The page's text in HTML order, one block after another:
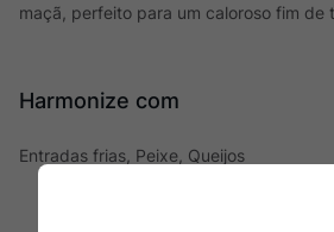
maçã, perfeito para um caloroso fim de
Harmonize com
Entradas frias, Peixe, Queijos